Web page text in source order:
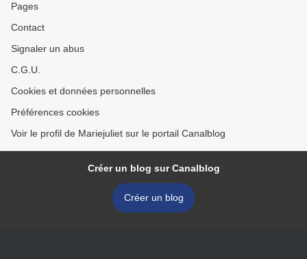
Pages
Contact
Signaler un abus
C.G.U.
Cookies et données personnelles
Préférences cookies
Voir le profil de Mariejuliet sur le portail Canalblog
Créer un blog sur Canalblog
Créer un blog